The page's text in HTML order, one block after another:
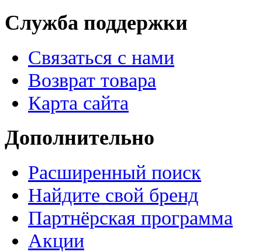
Служба поддержки
Связаться с нами
Возврат товара
Карта сайта
Дополнительно
Расширенный поиск
Найдите свой бренд
Партнёрская программа
Акции